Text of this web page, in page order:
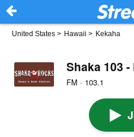
United States > Hawaii > Kekaha
Shaka 103 -
FM · 103.1